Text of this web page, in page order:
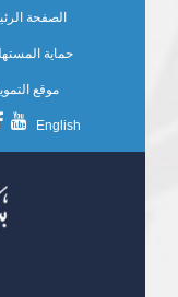
الصفحة
حماية
موقع
English